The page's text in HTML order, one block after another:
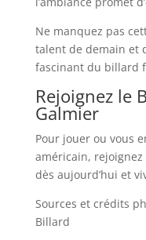
Ne manquez pas
talent de demain et
fascinant du billard
Rejoignez le
Galmier
Pour jouer ou vous
américain,
dès aujourd’hui et
Sources et crédits
Billard